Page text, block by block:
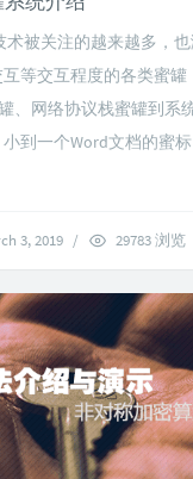
术被关注的越来越多，
等交互程度的各类蜜罐
、网络协议栈蜜罐到系
到一个Word文档的蜜
3, 2019 / 29783 浏览